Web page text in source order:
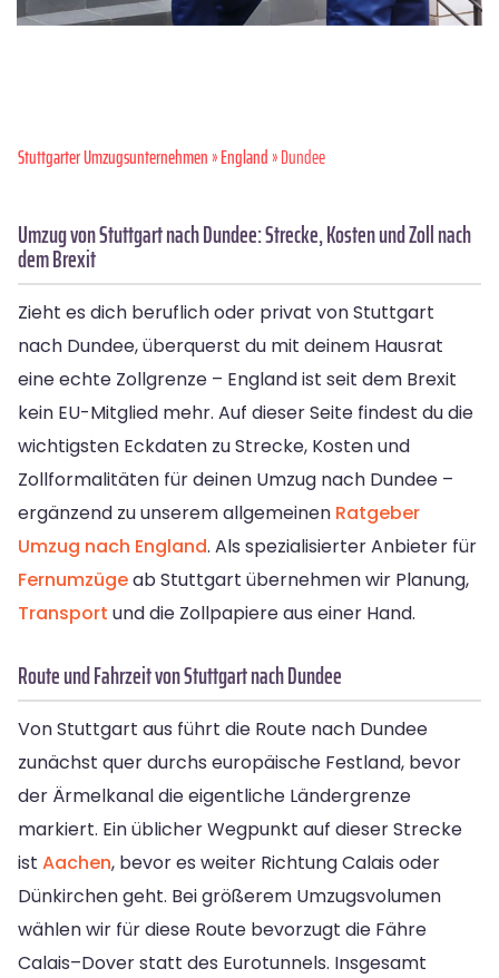
Stuttgarter Umzugsunternehmen»England» Dundee
Umzug von Stuttgart nach Dundee: Strecke, Kosten und Zoll nach
dem Brexit
Zieht es dich beruflich oder privat von Stuttgart
nach Dundee, überquerst du mit deinem Hausrat
eine echte Zollgrenze – England ist seit dem Brexit
kein EU-Mitglied mehr. Auf dieser Seite findest du die
wichtigsten Eckdaten zu Strecke, Kosten und
Zollformalitäten für deinen Umzug nach Dundee –
ergänzend zu unserem allgemeinen Ratgeber
Umzug nach England. Als spezialisierter Anbieter für
Fernumzügeab Stuttgart übernehmen wir Planung,
Transport und die Zollpapiere aus einer Hand.
Route und Fahrzeit von Stuttgart nach Dundee
Von Stuttgart aus führt die Route nach Dundee
zunächst quer durchs europäische Festland, bevor
der Ärmelkanal die eigentliche Ländergrenze
markiert. Ein üblicher Wegpunkt auf dieser Strecke
ist Aachen, bevor es weiter Richtung Calais oder
Dünkirchen geht. Bei größerem Umzugsvolumen
wählen wir für diese Route bevorzugt die Fähre
Calais–Dover statt des Eurotunnels. Insgesamt